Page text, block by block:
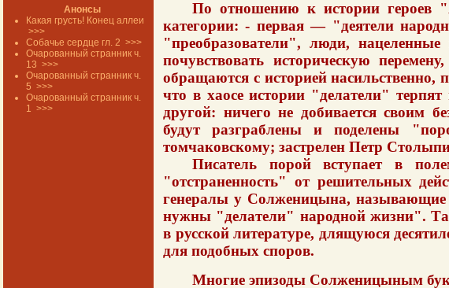
Анонсы
Какая грусть! Конец аллеи
>>>
Собачье сердце гл. 2 >>>
Очарованный странник ч.
13 >>>
Очарованный странник ч.
5 >>>
Очарованный странник ч.
1 >>>
По отношению к истории героев
категории: - первая — "деятели
"преобразователи", люди,
почувствовать историческую
обращаются с историей
что в хаосе истории "делатели"
другой: ничего не добивается своим
будут разграблены и поделены
томчаковскому; застрелен Петр
Писатель порой вступает в
"отстраненность" от решительных
генералы у Солженицына, называющие
нужны "делатели" народной жизни".
в русской литературе, длящуюся
для подобных споров.
Многие эпизоды Солженицыным